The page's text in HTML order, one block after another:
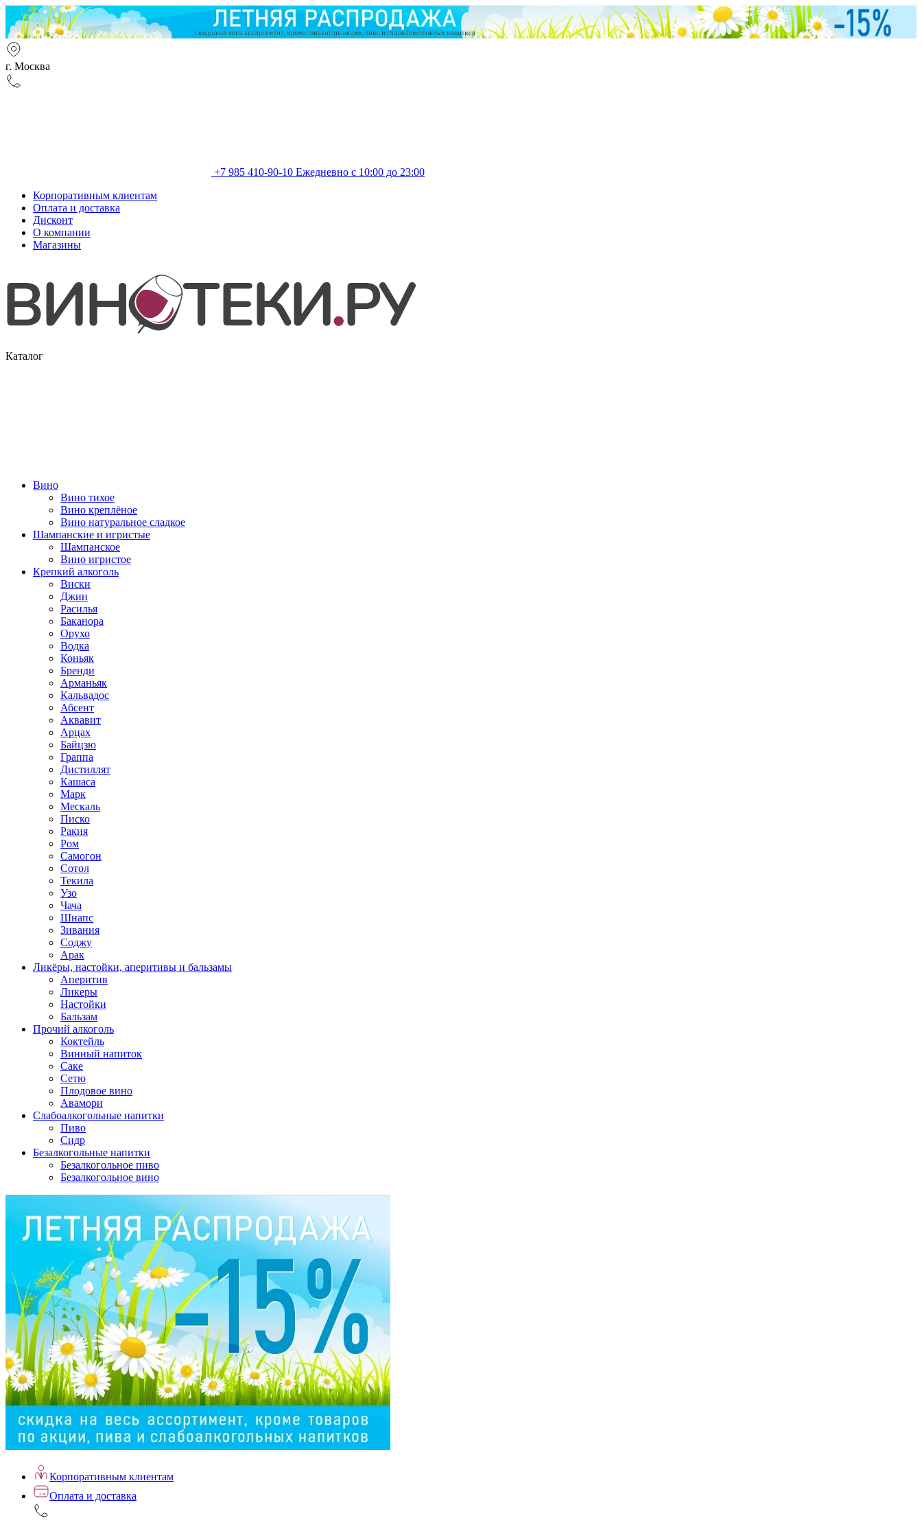
г. Москва
+7 985 410-90-10 Ежедневно с 10:00 до 23:00
Корпоративным клиентам
Оплата и доставка
Дисконт
О компании
Магазины
Каталог
Вино
Вино тихое
Вино креплёное
Вино натуральное сладкое
Шампанские и игристые
Шампанское
Вино игристое
Крепкий алкоголь
Виски
Джин
Расилья
Баканора
Орухо
Водка
Коньяк
Бренди
Арманьяк
Кальвадос
Абсент
Аквавит
Арцах
Байцзю
Граппа
Дистиллят
Кашаса
Марк
Мескаль
Писко
Ракия
Ром
Самогон
Сотол
Текила
Узо
Чача
Шнапс
Зивания
Соджу
Арак
Ликёры, настойки, аперитивы и бальзамы
Аперитив
Ликеры
Настойки
Бальзам
Прочий алкоголь
Коктейль
Винный напиток
Саке
Сетю
Плодовое вино
Авамори
Слабоалкогольные напитки
Пиво
Сидр
Безалкогольные напитки
Безалкогольное пиво
Безалкогольное вино
Корпоративным клиентам
Оплата и доставка